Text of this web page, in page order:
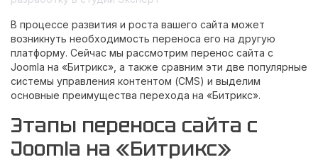
В процессе развития и роста вашего сайта может
возникнуть необходимость переноса его на другую
платформу. Сейчас мы рассмотрим перенос сайта с
Joomla на «Битрикс», а также сравним эти две популярные
системы управления контентом (CMS) и выделим
основные преимущества перехода на «Битрикс».
Этапы переноса сайта с
Joomla на «Битрикс»